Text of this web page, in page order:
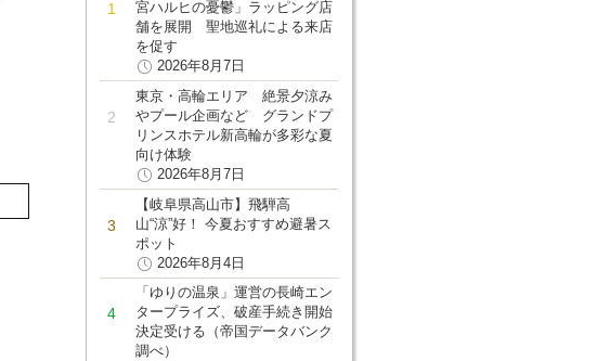
宮ハルヒの憂鬱」ラッピング店
舗を展開 聖地巡礼による来店
を促す
2026年8月7日
東京・高輪エリア 絶景夕涼み
やプール企画など グランドプ
リンスホテル新高輪が多彩な夏
向け体験
2026年8月7日
【岐阜県高山市】飛騨高
山“涼”好！ 今夏おすすめ避暑ス
ポット
2026年8月4日
「ゆりの温泉」運営の長崎エン
タープライズ、破産手続き開始
決定受ける（帝国データバンク
調べ）